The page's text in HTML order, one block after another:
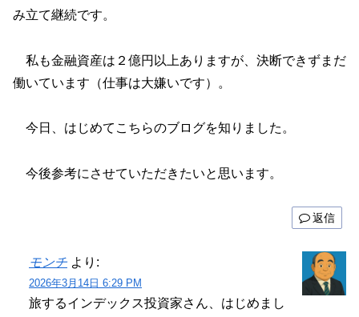
み立て継続です。
私も金融資産は２億円以上ありますが、決断できずまだ
働いています（仕事は大嫌いです）。
今日、はじめてこちらのブログを知りました。
今後参考にさせていただきたいと思います。
返信
モンチ より:
2026年3月14日 6:29 PM
旅するインデックス投資家さん、はじめまし